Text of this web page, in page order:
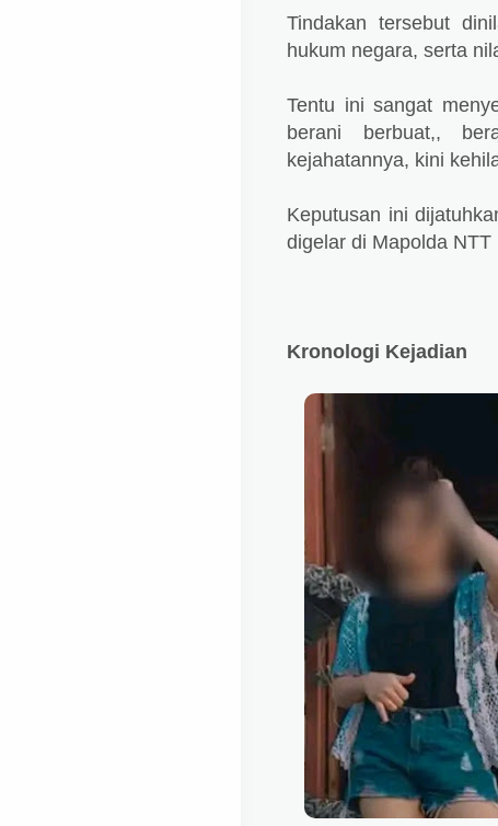
Tindakan tersebut
hukum negara, serta
Tentu ini sangat
berani berbuat,,
kejahatannya, kini
Keputusan ini
digelar di Mapolda
Kronologi Kejadian